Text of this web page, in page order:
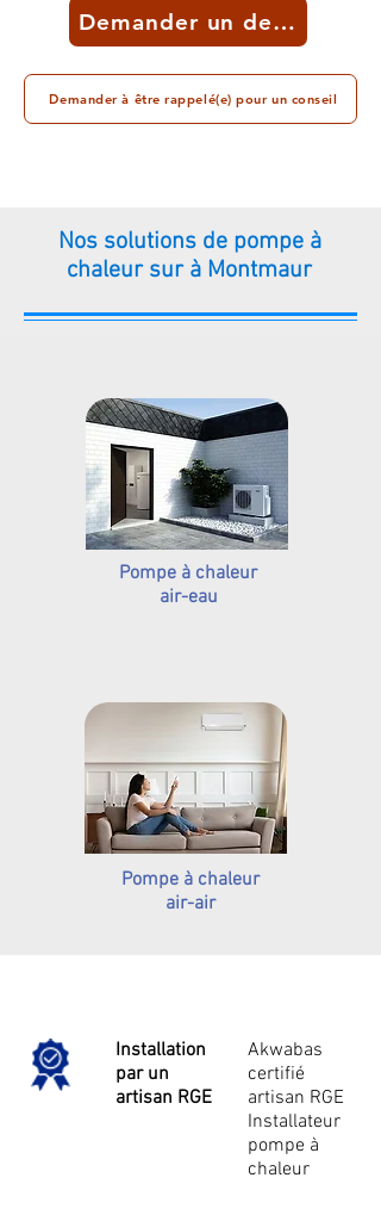
Demander un devis
Demander à être rappelé(e) pour un conseil
Nos solutions de pompe à
chaleur sur à Montmaur
Pompe à chaleur
air-eau
Pompe à chaleur
air-air
Installation
par un
artisan RGE
Akwabas
certifié
artisan RGE
Installateur
pompe à
chaleur